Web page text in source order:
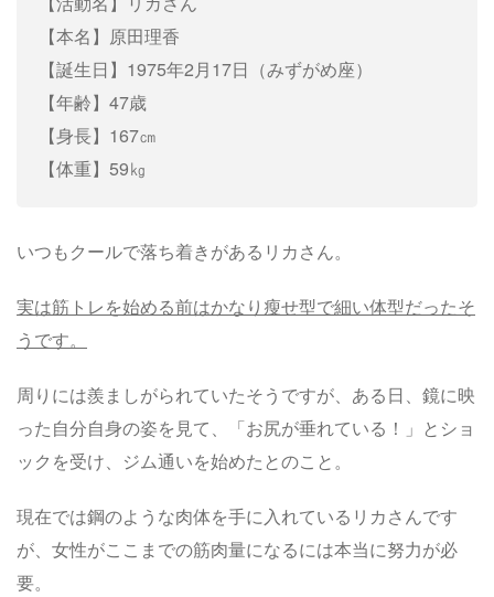
【本名】原田理香
【誕生日】1975年2月17日（みずがめ座）
【年齢】47歳
【身長】167㎝
【体重】59㎏
いつもクールで落ち着きがあるリカさん。
実は筋トレを始める前はかなり瘦せ型で細い体型だったそ
うです。
周りには羨ましがられていたそうですが、ある日、鏡に映
った自分自身の姿を見て、「お尻が垂れている！」とショ
ックを受け、ジム通いを始めたとのこと。
現在では鋼のような肉体を手に入れているリカさんです
が、女性がここまでの筋肉量になるには本当に努力が必
要。